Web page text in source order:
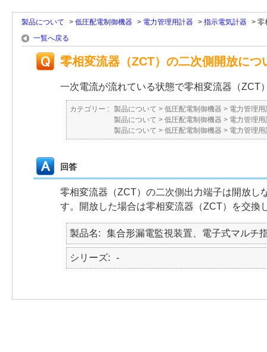
製品について > 低圧配電制御機器 > 電力管理用計器 > 指示電気計器 > 零
一覧へ戻る
零相変流器（ZCT）の二次側開放につ
一次電流が流れている状態で零相変流器（ZCT
カテゴリー : 製品について > 低圧配電制御機器 > 電力管理用
製品について > 低圧配電制御機器 > 電力管理用
製品について > 低圧配電制御機器 > 電力管理用
回答
零相変流器（ZCT）の二次側出力端子は開放し
す。開放した場合は零相変流器（ZCT）を交換
製品名 集合形漏電監視装置、電子式マルチ
シリーズ -